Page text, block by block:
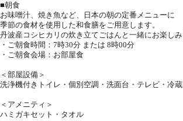
■朝食
お味噌汁、焼き魚など、日本の朝の定番メニューに
季節の食材を使用した和食膳をご用意します。
丹波産コシヒカリの炊き立てごはんと一緒にお楽しみ
・ご朝食時間：7時30分 または 8時00分
・ご朝食会場：お部屋食
＜部屋設備＞
洗浄機付きトイレ・個別空調・洗面台・テレビ・冷
＜アメニティ＞
ハミガキセット・タオル